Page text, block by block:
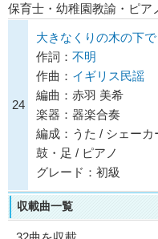
保育士・幼稚園教諭・ピア
24
大きなくりの木の下で
作詞： 不明
作曲： イギリス民謡
編曲：赤羽 美希
楽器：器楽合奏
編成：うた / シェー
鼓・足 / ピアノ
グレード：初級
収載曲一覧